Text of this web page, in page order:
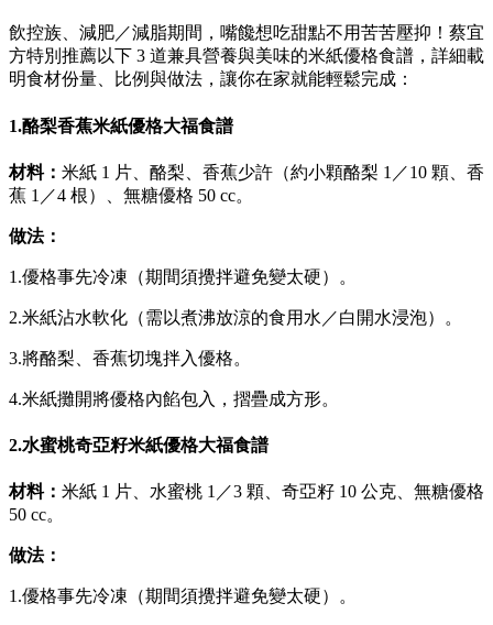
飲控族、減肥／減脂期間，嘴饞想吃甜點不用苦苦壓抑！蔡宜
方特別推薦以下 3 道兼具營養與美味的米紙優格食譜，詳細載
明食材份量、比例與做法，讓你在家就能輕鬆完成：
1.酪梨香蕉米紙優格大福食譜
材料： 米紙 1 片、酪梨、香蕉少許（約小顆酪梨 1／10 顆、香
蕉 1／4 根）、無糖優格 50 cc。
做法：
1.優格事先冷凍（期間須攪拌避免變太硬）。
2.米紙沾水軟化（需以煮沸放涼的食用水／白開水浸泡）。
3.將酪梨、香蕉切塊拌入優格。
4.米紙攤開將優格內餡包入，摺疊成方形。
2.水蜜桃奇亞籽米紙優格大福食譜
材料： 米紙 1 片、水蜜桃 1／3 顆、奇亞籽 10 公克、無糖優格
50 cc。
做法：
1.優格事先冷凍（期間須攪拌避免變太硬）。